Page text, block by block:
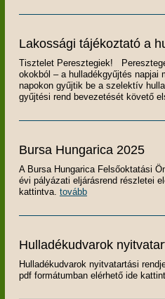
Lakossági tájékoztató a
Tisztelet Peresztegiek!
okokból – a hulladékgyűjtés napjai
napokon gyűjtik be a szelektív
gyűjtési rend bevezetését követő
Bursa Hungarica 2025
A Bursa Hungarica Felsőoktatási
évi pályázati eljárásrend részletei
kattintva. tovább
Hulladékudvarok
Hulladékudvarok nyitvatartási
pdf formátumban elérhető ide